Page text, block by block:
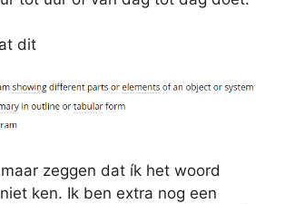
dit
zeggen dat ík het woord
ken. Ik ben extra nog een